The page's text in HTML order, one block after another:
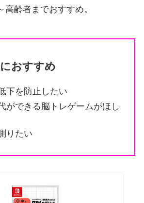
高齢者までおすすめ。
おすすめ
下を防止したい
ができる脳トレゲームがほし
りたい